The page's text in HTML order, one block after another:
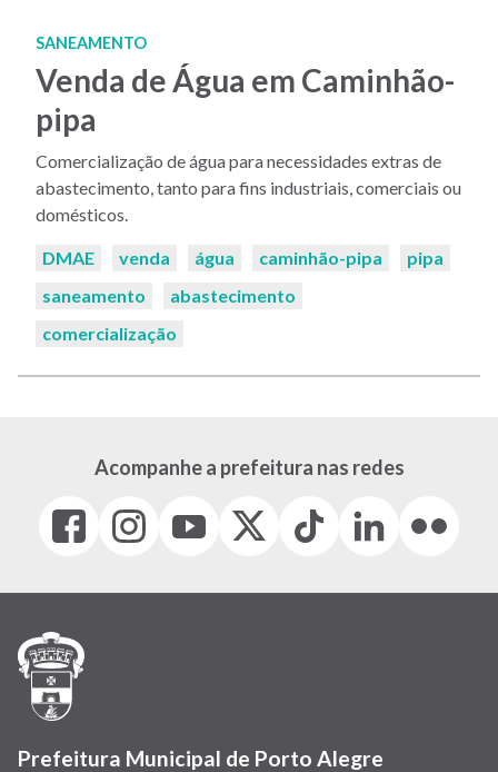
SANEAMENTO
Venda de Água em Caminhão-
pipa
Comercialização de água para necessidades extras de
abastecimento, tanto para fins industriais, comerciais ou
domésticos.
Palavras-
DMAE venda água caminhão-pipa
pipa
saneamento
abastecimento
comercialização
Acompanhe a prefeitura nas redes
Facebook
(link
em
janela)
Instagram
(link
em
(link
em
(Antigo
(link
Tiktok
(link
em
LinkedIn
(link
em
(link
em
Prefeitura Municipal de Porto Alegre